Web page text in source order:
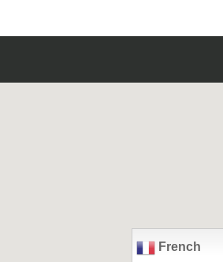
French